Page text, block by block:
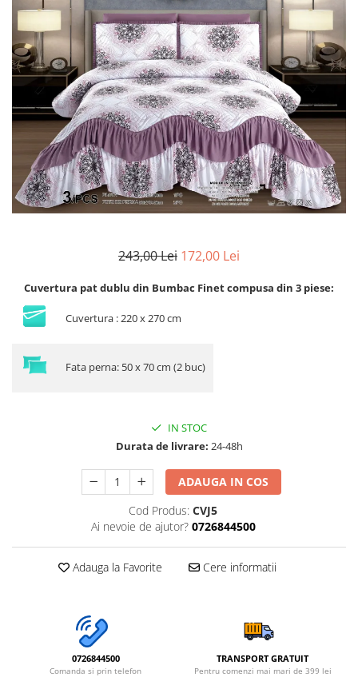
Lenjerii Creponate
Lenjerii de finet Iprimate Digital
Lenjerii de pat Bumbac 100%
Lenjerii de pat Finet + 2 Draperii
Lenjerii de pat Saten 4 piese cu
243,00 Lei 172,00 Lei
Cuvertura pat dublu din Bumbac Finet compusa din 3 piese:
Cuvertura : 220 x 270 cm
Fata perna: 50 x 70 cm (2 buc)
IN STOC
Durata de livrare: 24-48h
ADAUGA IN COS
Cod Produs: CVJ5
Ai nevoie de ajutor? 0726844500
Adauga la Favorite Cere informatii
0726844500
Comanda si prin telefon
TRANSPORT GRATUIT
Pentru comenzi mai mari de 399 lei